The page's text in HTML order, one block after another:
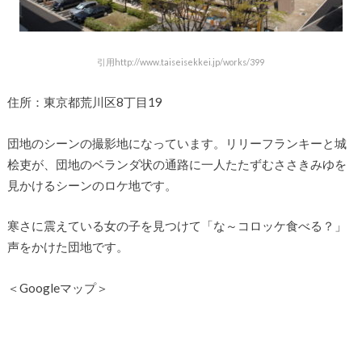
引用http://www.taiseisekkei.jp/works/399
住所：東京都荒川区8丁目19
団地のシーンの撮影地になっています。リリーフランキーと城
桧吏が、団地のベランダ状の通路に一人たたずむささきみゆを
見かけるシーンのロケ地です。
寒さに震えている女の子を見つけて「な～コロッケ食べる？」
声をかけた団地です。
＜Googleマップ＞